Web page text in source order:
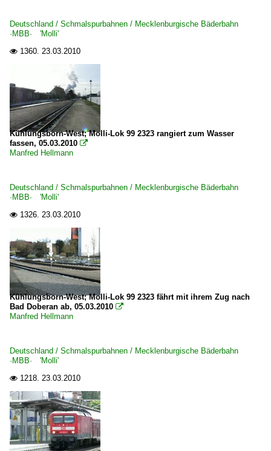
Deutschland / Schmalspurbahnen / Mecklenburgische Bäderbahn
·MBB· 'Molli'
 1360. 23.03.2010
Kühlungsborn-West; Molli-Lok 99 2323 rangiert zum Wasser
fassen, 05.03.2010 
Manfred Hellmann
Deutschland / Schmalspurbahnen / Mecklenburgische Bäderbahn
·MBB· 'Molli'
 1326. 23.03.2010
Kühlungsborn-West; Molli-Lok 99 2323 fährt mit ihrem Zug nach
Bad Doberan ab, 05.03.2010 
Manfred Hellmann
Deutschland / Schmalspurbahnen / Mecklenburgische Bäderbahn
·MBB· 'Molli'
 1218. 23.03.2010